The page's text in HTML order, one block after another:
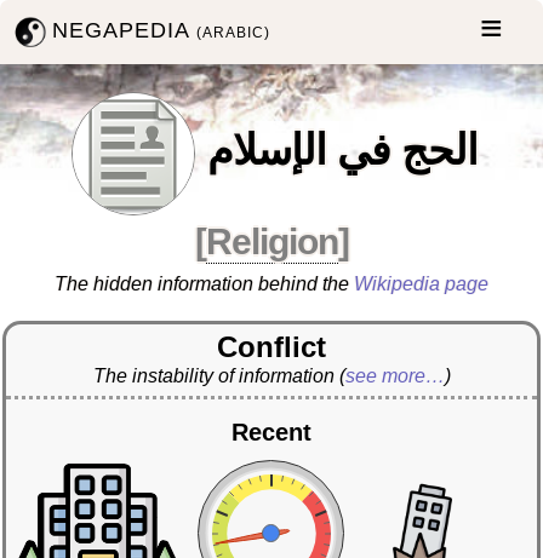
NEGAPEDIA(ARABIC)
الحج في الإسلام
[Religion]
The hidden information behind the Wikipedia page
Conflict
The instability of information (see more…)
Recent